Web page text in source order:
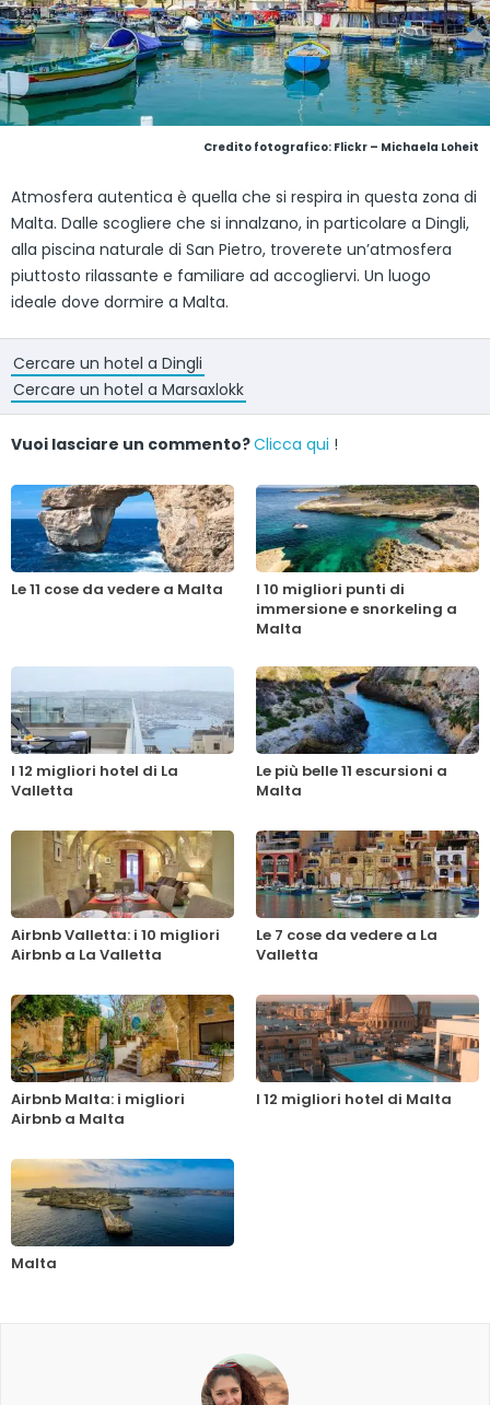
Credito fotografico: Flickr – Michaela Loheit
Atmosfera autentica è quella che si respira in questa zona di
Malta. Dalle scogliere che si innalzano, in particolare a Dingli,
alla piscina naturale di San Pietro, troverete un’atmosfera
piuttosto rilassante e familiare ad accogliervi. Un luogo
ideale dove dormire a Malta.
Cercare un hotel a Dingli
Cercare un hotel a Marsaxlokk
Vuoi lasciare un commento?Clicca qui !
Le 11 cose da vedere a Malta
I 10 migliori punti di
immersione e snorkeling a
Malta
I 12 migliori hotel di La
Valletta
Le più belle 11 escursioni a
Malta
Airbnb Valletta: i 10 migliori
Airbnb a La Valletta
Le 7 cose da vedere a La
Valletta
Airbnb Malta: i migliori
Airbnb a Malta
I 12 migliori hotel di Malta
Malta